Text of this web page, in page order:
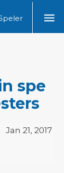
spe
Jan 21, 2017